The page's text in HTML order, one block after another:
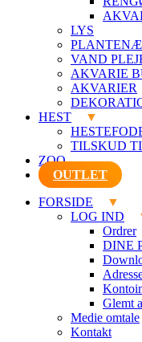
LYS
VAND
AKVARIE
AKVARIER
HEST
TILSKUD
ZOO
OUTLET
FORSIDE
LOG IND
Ordrer
DINE
Glemt
Medie omtale
Kontakt